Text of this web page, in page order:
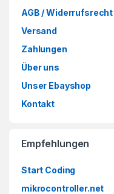
AGB / Widerrufsrecht
Versand
Zahlungen
Über uns
Unser Ebayshop
Kontakt
Empfehlungen
Start Coding
mikrocontroller.net